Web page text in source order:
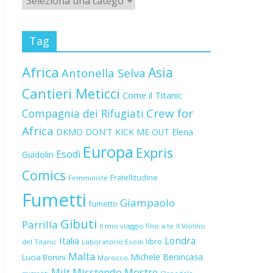
Tag
Africa Antonella Selva Asia
Cantieri Meticci Come il Titanic
Compagnia dei Rifugiati Crew for
Africa DKMO DON'T KICK ME OUT Elena
Guidolin Esodi Europa Expris
Comics Femministe Fratellitudine
Fumetti fumetto Giampaolo
Parrilla Gibuti Il mio viaggio fino a te Il Violino
del Titanic Italia Laboratorio Esodi libro Londra
Lucia Bonini Malta Marocco Michele Benincasa